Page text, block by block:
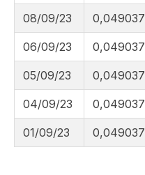
08/09/23 0,049037
06/09/23 0,049037
05/09/23 0,049037
04/09/23 0,049037
01/09/23 0,049037